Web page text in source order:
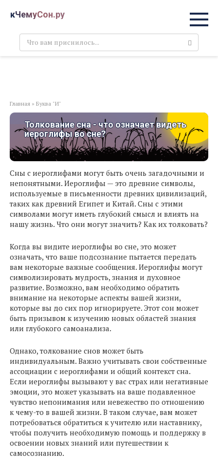
кЧемуСон.ру
Поиск:
Главная » Буква "И"
Толкование сна - что означает видеть
иероглифы во сне?
Сны с иероглифами могут быть очень загадочными и
непонятными. Иероглифы — это древние символы,
используемые в письменности древних цивилизаций,
таких как древний Египет и Китай. Сны с этими
символами могут иметь глубокий смысл и влиять на
нашу жизнь. Что они могут значить? Как их толковать?
Когда вы видите иероглифы во сне, это может
означать, что ваше подсознание пытается передать
вам некоторые важные сообщения. Иероглифы могут
символизировать мудрость, знания и духовное
развитие. Возможно, вам необходимо обратить
внимание на некоторые аспекты вашей жизни,
которые вы до сих пор игнорируете. Этот сон может
быть призывом к изучению новых областей знания
или глубокого самоанализа.
Однако, толкование снов может быть
индивидуальным. Важно учитывать свои собственные
ассоциации с иероглифами и общий контекст сна.
Если иероглифы вызывают у вас страх или негативные
эмоции, это может указывать на ваше подавленное
чувство непонимания или невежество по отношению
к чему-то в вашей жизни. В таком случае, вам может
потребоваться обратиться к учителю или наставнику,
чтобы получить необходимую помощь и поддержку в
освоении новых знаний или путешествии к
самосознанию.